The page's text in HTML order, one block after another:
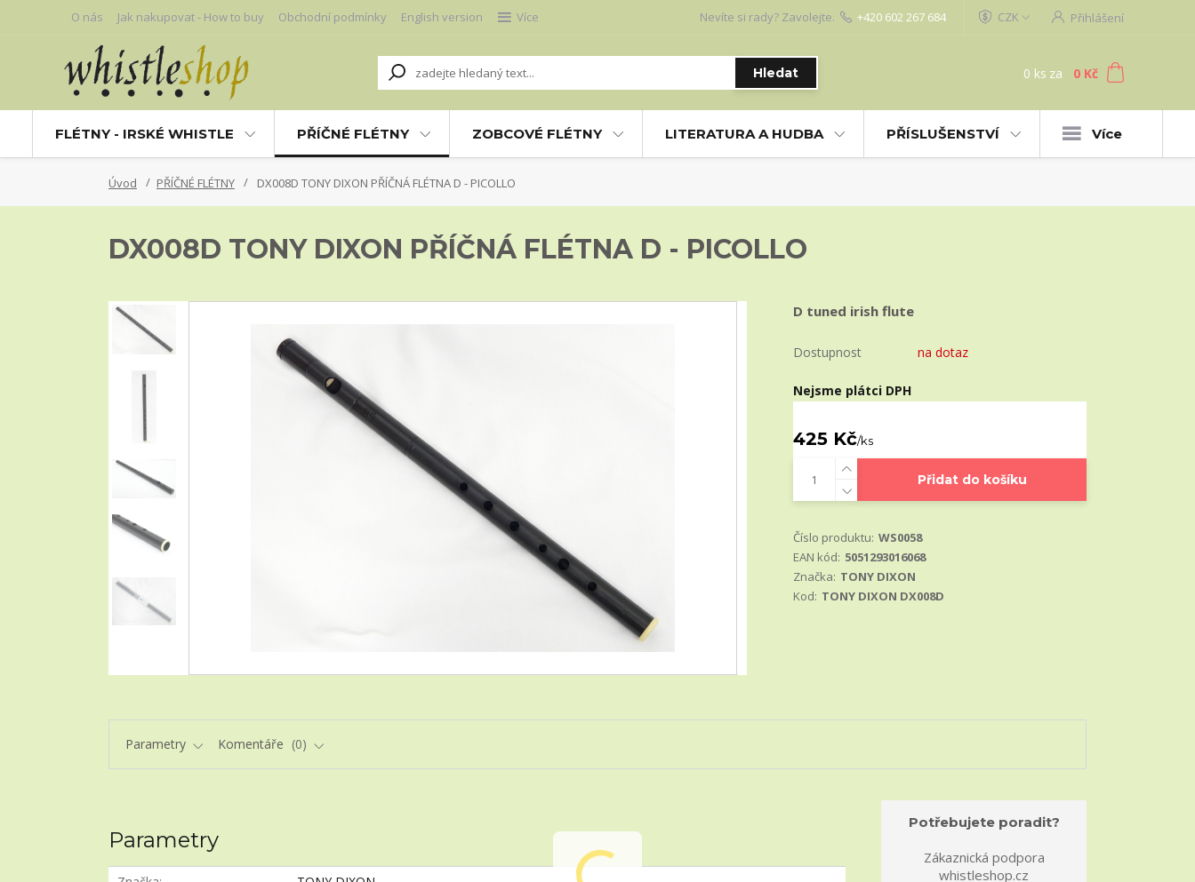
O nás Jak nakupovat - How to buy Obchodní podmínky English version Více CZK Přihlášení
Hledat
Nevíte si rady? Zavolejte. +420 602 267 684
0 ks za 0 Kč
FLÉTNY - IRSKÉ WHISTLE PŘÍČNÉ FLÉTNY ZOBCOVÉ FLÉTNY LITERATURA A HUDBA PŘÍSLUŠENSTVÍ Více
Úvod PŘÍČNÉ FLÉTNY DX008D TONY DIXON PŘÍČNÁ FLÉTNA D - PICOLLO
DX008D TONY DIXON PŘÍČNÁ FLÉTNA D - PICOLLO
D tuned irish flute
Dostupnost na dotaz
Nejsme plátci DPH
425 Kč/ks
Přidat do košíku
Číslo produktu: WS0058
EAN kód: 5051293016068
Značka: TONY DIXON
Kod: TONY DIXON DX008D
Parametry Komentáře 0
Parametry
Potřebujete poradit?
Zákaznická podpora
whistleshop.cz